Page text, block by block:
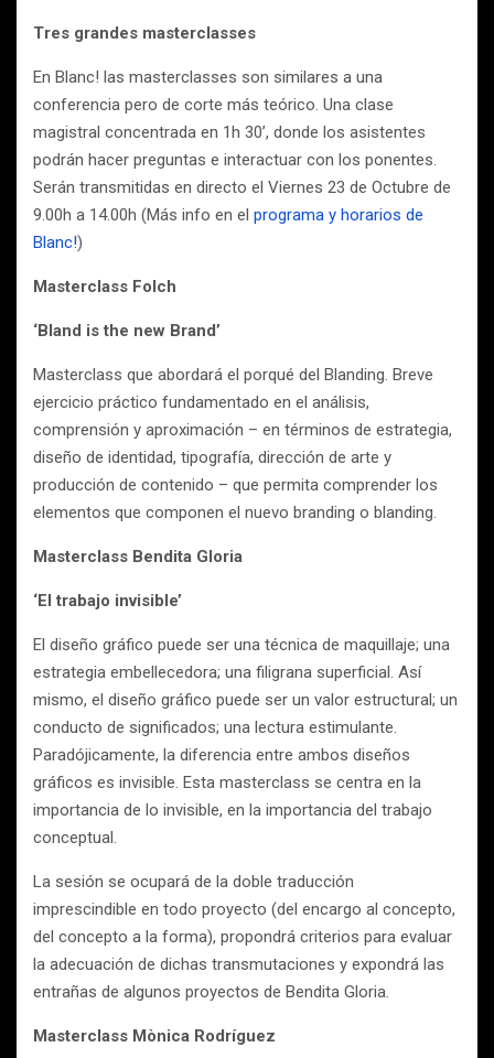
Tres grandes masterclasses
En Blanc! las masterclasses son similares a una
conferencia pero de corte más teórico. Una clase
magistral concentrada en 1h 30’, donde los asistentes
podrán hacer preguntas e interactuar con los ponentes.
Serán transmitidas en directo el Viernes 23 de Octubre de
9.00h a 14.00h (Más info en el programa y horarios de
Blanc!)
Masterclass Folch
‘Bland is the new Brand’
Masterclass que abordará el porqué del Blanding. Breve
ejercicio práctico fundamentado en el análisis,
comprensión y aproximación – en términos de estrategia,
diseño de identidad, tipografía, dirección de arte y
producción de contenido – que permita comprender los
elementos que componen el nuevo branding o blanding.
Masterclass Bendita Gloria
‘El trabajo invisible’
El diseño gráfico puede ser una técnica de maquillaje; una
estrategia embellecedora; una filigrana superficial. Así
mismo, el diseño gráfico puede ser un valor estructural; un
conducto de significados; una lectura estimulante.
Paradójicamente, la diferencia entre ambos diseños
gráficos es invisible. Esta masterclass se centra en la
importancia de lo invisible, en la importancia del trabajo
conceptual.
La sesión se ocupará de la doble traducción
imprescindible en todo proyecto (del encargo al concepto,
del concepto a la forma), propondrá criterios para evaluar
la adecuación de dichas transmutaciones y expondrá las
entrañas de algunos proyectos de Bendita Gloria.
Masterclass Mònica Rodríguez